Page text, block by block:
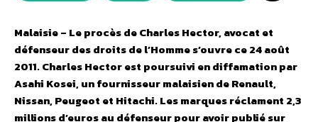
Malaisie – Le procès de Charles Hector, avocat et
défenseur des droits de l’Homme s’ouvre ce 24 août
2011. Charles Hector est poursuivi en diffamation par
Asahi Kosei, un fournisseur malaisien de Renault,
Nissan, Peugeot et Hitachi. Les marques réclament 2,3
millions d’euros au défenseur pour avoir publié sur